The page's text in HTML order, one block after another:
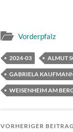
Vorderpfalz
2024-03 ALMUT
GABRIELA
WEISENHEIM AM
VORHERIGER BEITRAG